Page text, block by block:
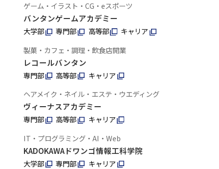
ゲーム・イラスト・CG・eスポーツ
バンタンゲームアカデミー
大学部 専門部 高等部
キャリア
製菓・カフェ・調理・飲食店開業
レコールバンタン
専門部 高等部
キャリア
ヘアメイク・ネイル・エステ・ウエディング
ヴィーナスアカデミー
専門部 高等部
キャリア
IT・プログラミング・AI・Web
KADOKAWAドワンゴ情報工科学院
大学部 専門部 キャリア